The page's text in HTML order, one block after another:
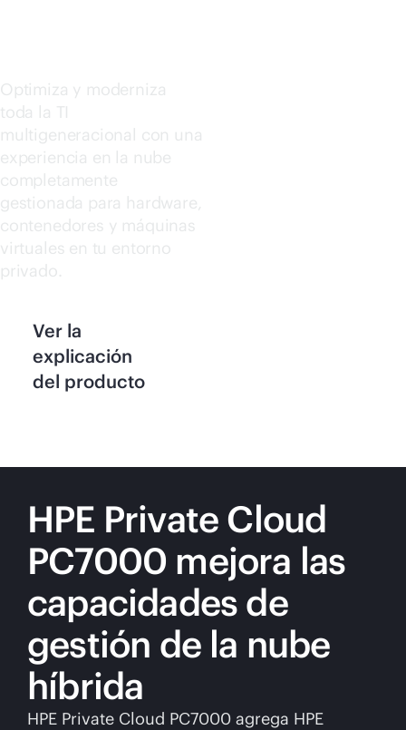
Optimiza y moderniza
toda la TI
multigeneracional con una
experiencia en la nube
completamente
gestionada para hardware,
contenedores y máquinas
virtuales en tu entorno
privado.
Ver la
explicación
del producto
HPE Private Cloud
PC7000 mejora las
capacidades de
gestión de la nube
híbrida
HPE Private Cloud PC7000 agrega HPE